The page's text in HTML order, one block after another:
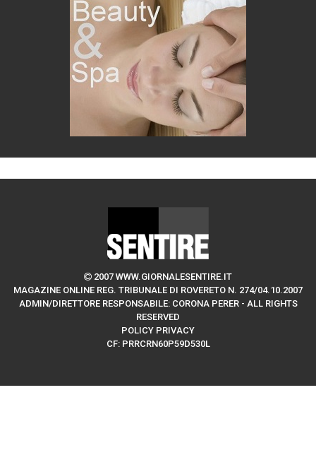
2007 WWW.GIORNALESENTIRE.IT
MAGAZINE ONLINE REG. TRIBUNALE DI ROVERETO N. 274/04.10.2007
ADMIN/DIRETTORE RESPONSABILE: CORONA PERER - ALL RIGHTS
RESERVED
POLICY PRIVACY
CF: PRRCRN60P59D530L